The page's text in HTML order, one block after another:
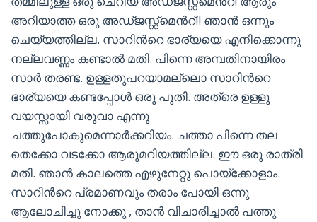
അറിയാത്ത ഒരു അഡ്ജസ്റ്റ്മെന്‍റ്!! ഞാന്‍ ഒന്നും
ചെയ്യത്തില്ല. സാറിന്‍റെ ഭാര്യയെ എനിക്കൊന്നു
നല്ലവണ്ണം കണ്ടാല്‍ മതി. പിന്നെ അമ്പതിനായിരം
സാര്‍ തരണ്ട. ഉള്ളതുപറയാമല്ലൊ സാറിന്‍റെ
ഭാര്യയെ കണ്ടപ്പോള്‍ ഒരു പൂതി. അത്രെ ഉള്ളു
വയസ്സായി വരുവാ എന്നു
ചത്തുപോകുമെന്നാര്‍ക്കറിയം. ചത്താ പിന്നെ തല
തെക്കോ വടക്കോ ആരുമറിയത്തില്ല. ഈ ഒരു രാത്രി
മതി. ഞാന്‍ കാലത്തെ എഴുനേറ്റു പൊയ്ക്കോളാം.
സാറിന്‍റെ പ്രമാണവും തരാം പോയി ഒന്നു
ആലോചിച്ചു നോക്കു , താന്‍ വിചാരിച്ചാല്‍ പത്തു